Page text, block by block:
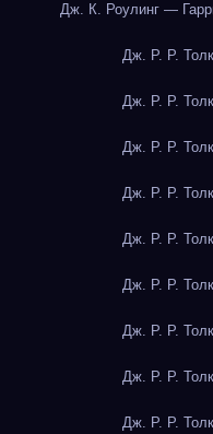
Дж. К. Роулинг —
Дж. Р. Р.
Дж. Р. Р.
Дж. Р. Р.
Дж. Р. Р.
Дж. Р. Р.
Дж. Р. Р.
Дж. Р. Р.
Дж. Р. Р.
Дж. Р. Р.